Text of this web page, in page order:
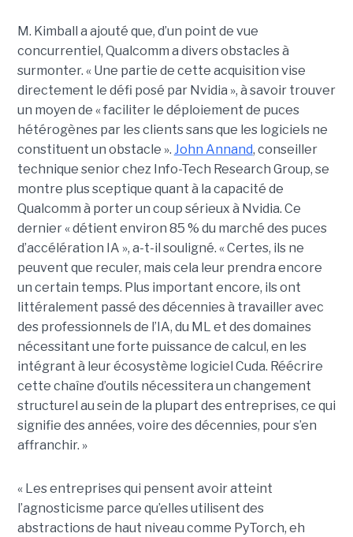
M. Kimball a ajouté que, d’un point de vue
concurrentiel, Qualcomm a divers obstacles à
surmonter. « Une partie de cette acquisition vise
directement le défi posé par Nvidia », à savoir trouver
un moyen de « faciliter le déploiement de puces
hétérogènes par les clients sans que les logiciels ne
constituent un obstacle ». John Annand, conseiller
technique senior chez Info-Tech Research Group, se
montre plus sceptique quant à la capacité de
Qualcomm à porter un coup sérieux à Nvidia. Ce
dernier « détient environ 85 % du marché des puces
d’accélération IA », a-t-il souligné. « Certes, ils ne
peuvent que reculer, mais cela leur prendra encore
un certain temps. Plus important encore, ils ont
littéralement passé des décennies à travailler avec
des professionnels de l’IA, du ML et des domaines
nécessitant une forte puissance de calcul, en les
intégrant à leur écosystème logiciel Cuda. Réécrire
cette chaîne d’outils nécessitera un changement
structurel au sein de la plupart des entreprises, ce qui
signifie des années, voire des décennies, pour s’en
affranchir. »
« Les entreprises qui pensent avoir atteint
l’agnosticisme parce qu’elles utilisent des
abstractions de haut niveau comme PyTorch, eh